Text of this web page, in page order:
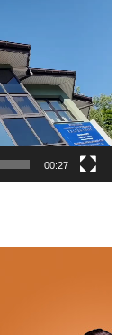
00:27